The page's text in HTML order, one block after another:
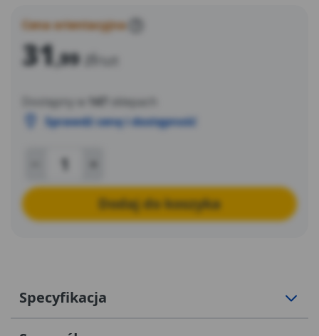
zewnętrz.
Cena orientacyjna
31,99 zł
Dostępny w 147
sklepach
Sprawdź cenę i dostępność
Dodaj do koszyka
Specyfikacja